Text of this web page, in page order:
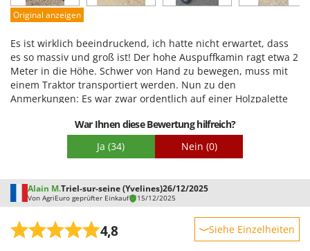
Schwierigkeitsgrad Zusammenbau
Original anzeigen
Es ist wirklich beeindruckend, ich hatte nicht erwartet, dass
es so massiv und groß ist! Der hohe Auspuffkamin ragt etwa 2
Meter in die Höhe. Schwer von Hand zu bewegen, muss mit
einem Traktor transportiert werden. Nun zu den
Anmerkungen: Es war zwar ordentlich auf einer Holzpalette
auspacken und zusammenbauen, was aufgrund des Gewichts
von ca. 300 kg nicht einfach war. Erschwerend kam hinzu,
dass weder eine Schritt-für-Schritt-Anleitung noch
erschließen. (Am Ende blieben sogar ein paar Schrauben
übrig.) Das von Agrieuro bereitgestellte Montagevideo bezieht
sich auf ein kleineres Modell, nicht auf das, das ich erhalten
habe, und war daher nicht hilfreich. Ich musste die
Nabenstange montieren und die Räder anbringen, was
War Ihnen diese Bewertung hilfreich?
Ja (34) Nein (0)
Alain M.Triel-sur-seine (Yvelines)26/12/2025
Von AgriEuro geprüfter Einkauf 15/12/2025
4,8 Siehe Einzelheiten